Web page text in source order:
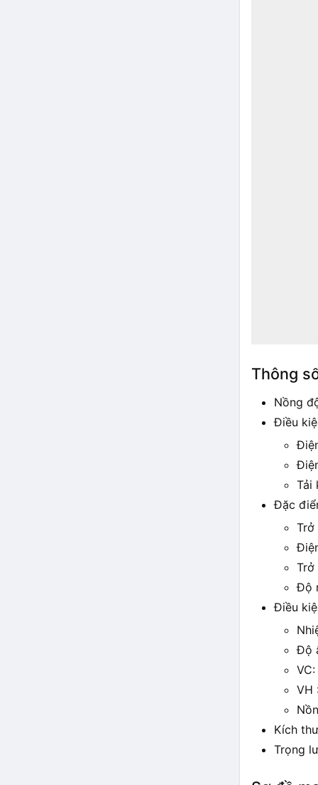
Thông
Nồng
Điều
Tải
Đặc
Trở
Trở
Độ
Điều
Độ
VH
Kích
Trọng